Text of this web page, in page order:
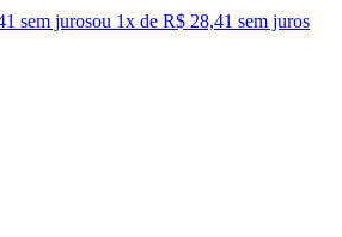
sem jurosou 1x de R$ 28,41 sem juros